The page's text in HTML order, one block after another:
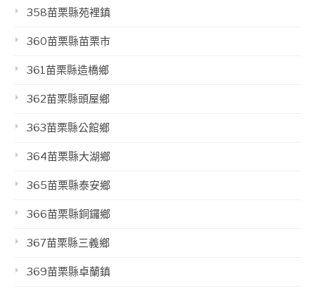
358苗栗縣苑裡鎮
360苗栗縣苗栗市
361苗栗縣造橋鄉
362苗栗縣頭屋鄉
363苗栗縣公館鄉
364苗栗縣大湖鄉
365苗栗縣泰安鄉
366苗栗縣銅鑼鄉
367苗栗縣三義鄉
369苗栗縣卓蘭鎮